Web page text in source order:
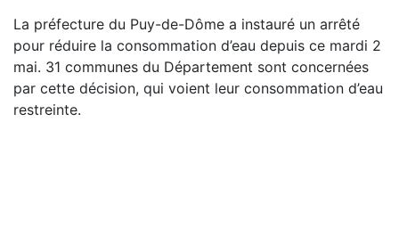
La préfecture du Puy-de-Dôme a instauré un arrêté
pour réduire la consommation d’eau depuis ce mardi 2
mai. 31 communes du Département sont concernées
par cette décision, qui voient leur consommation d’eau
restreinte.